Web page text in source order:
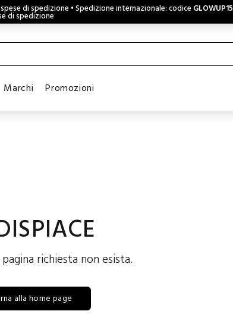
di spedizione • Spedizione internazionale: codice GLOWUP15
di spedizione
Marchi Promozioni
richiesta non esista.
alla home page